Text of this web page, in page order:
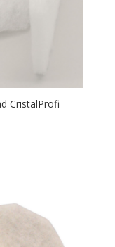
CristalProfi